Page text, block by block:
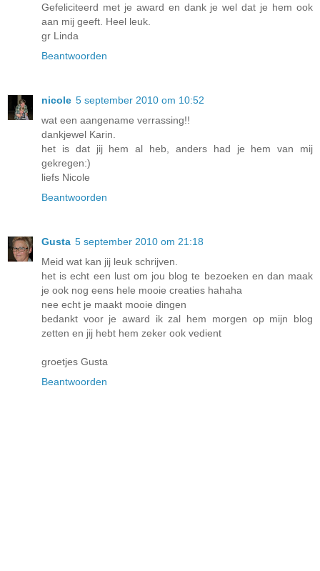
Gefeliciteerd met je award en dank je wel dat je hem ook
aan mij geeft. Heel leuk.
gr Linda
Beantwoorden
nicole 5 september 2010 om 10:52
wat een aangename verrassing!!
dankjewel Karin.
het is dat jij hem al heb, anders had je hem van mij
gekregen:)
liefs Nicole
Beantwoorden
Gusta 5 september 2010 om 21:18
Meid wat kan jij leuk schrijven.
het is echt een lust om jou blog te bezoeken en dan maak
je ook nog eens hele mooie creaties hahaha
nee echt je maakt mooie dingen
bedankt voor je award ik zal hem morgen op mijn blog
zetten en jij hebt hem zeker ook vedient
groetjes Gusta
Beantwoorden